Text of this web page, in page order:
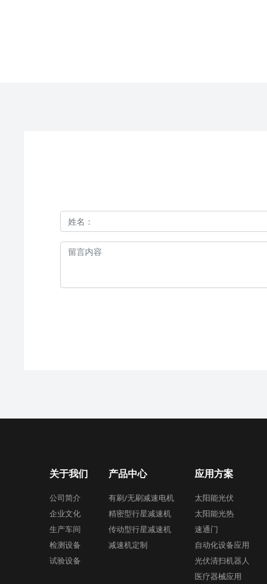
关于我们
公司简介
企业文化
生产车间
检测设备
试验设备
产品中心
有刷/无刷减速电机
精密型行星减速机
传动型行星减速机
减速机定制
应用方案
太阳能光伏
太阳能光热
速通门
自动化设备应用
光伏清扫机器人
医疗器械应用